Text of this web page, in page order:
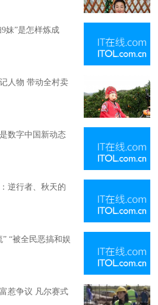
妹”是怎样炼成
人物 带动全村卖
数字中国新动态
逆行者、秋天的
“被全民恶搞和娱
惹争议 凡尔赛式